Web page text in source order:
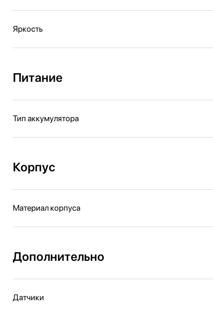
Яркость
Питание
Тип аккумулятора
Корпус
Материал корпуса
Дополнительно
Датчики